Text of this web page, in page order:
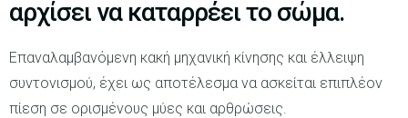
αρχίσει να καταρρέει το σώμα.
Επαναλαμβανόμενη κακή μηχανική κίνησης και έλλειψη
συντονισμού, έχει ως αποτέλεσμα να ασκείται επιπλέον
πίεση σε ορισμένους μύες και αρθρώσεις.